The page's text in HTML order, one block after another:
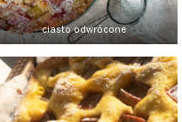
ciasto odwrócone